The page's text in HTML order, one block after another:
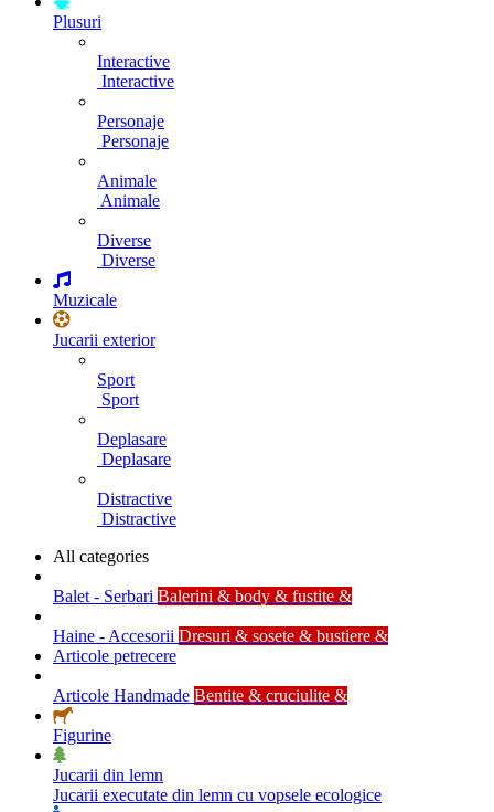
Plusuri
Interactive
Interactive
Personaje
Personaje
Animale
Animale
Diverse
Diverse
Muzicale
Jucarii exterior
Sport
Sport
Deplasare
Deplasare
Distractive
Distractive
All categories
Balet - Serbari Balerini & body & fustite &
Haine - Accesorii Dresuri & sosete & bustiere &
Articole petrecere
Articole Handmade Bentite & cruciulite &
Figurine
Jucarii din lemn
Jucarii executate din lemn cu vopsele ecologice